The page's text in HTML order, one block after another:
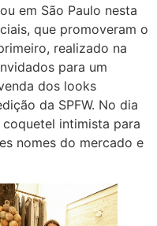
em São Paulo nesta
que promoveram o
realizado na
para um
dos looks
da SPFW. No dia
intimista para
nomes do mercado e